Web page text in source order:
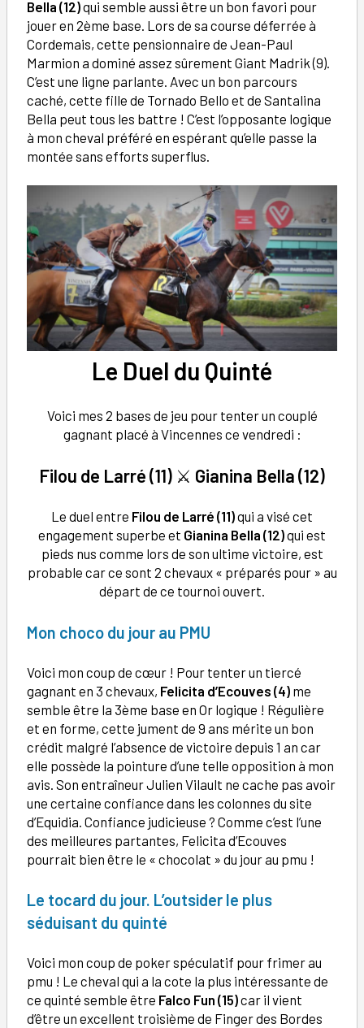
Bella (12)qui semble aussi être un bon favori pour
jouer en 2ème base. Lors de sa course déferrée à
Cordemais, cette pensionnaire de Jean-Paul
Marmion a dominé assez sûrement Giant Madrik (9).
C’est une ligne parlante. Avec un bon parcours
caché, cette fille de Tornado Bello et de Santalina
Bella peut tous les battre ! C’est l’opposante logique
à mon cheval préféré en espérant qu’elle passe la
montée sans efforts superflus.
Le Duel du Quinté
Voici mes 2 bases de jeu pour tenter un couplé
gagnant placé à Vincennes ce vendredi :
Filou de Larré (11) ⚔️ Gianina Bella (12)
Le duel entre Filou de Larré (11)qui a visé cet
engagement superbe et Gianina Bella (12)qui est
pieds nus comme lors de son ultime victoire, est
probable car ce sont 2 chevaux « préparés pour » au
départ de ce tournoi ouvert.
Mon choco du jour au PMU
Voici mon coup de cœur ! Pour tenter un tiercé
gagnant en 3 chevaux, Felicita d’Ecouves (4) me
semble être la 3ème base en Or logique ! Régulière
et en forme, cette jument de 9 ans mérite un bon
crédit malgré l’absence de victoire depuis 1 an car
elle possède la pointure d’une telle opposition à mon
avis. Son entraîneur Julien Vilault ne cache pas avoir
une certaine confiance dans les colonnes du site
d’Equidia. Confiance judicieuse ? Comme c’est l’une
des meilleures partantes, Felicita d’Ecouves
pourrait bien être le « chocolat » du jour au pmu !
Le tocard du jour. L’outsider le plus
séduisant du quinté
Voici mon coup de poker spéculatif pour frimer au
pmu ! Le cheval qui a la cote la plus intéressante de
ce quinté semble être Falco Fun (15)car il vient
d’être un excellent troisième de Finger des Bordes